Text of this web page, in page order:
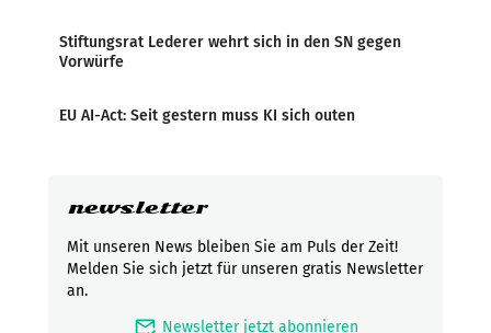
Stiftungsrat Lederer wehrt sich in den SN gegen
Vorwürfe
EU AI-Act: Seit gestern muss KI sich outen
newsletter
Mit unseren News bleiben Sie am Puls der Zeit!
Melden Sie sich jetzt für unseren gratis Newsletter
an.
mark_email_read Newsletter jetzt abonnieren